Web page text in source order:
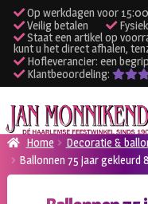
Op werkdagen voor
Veilig betalen
Staat een artikel op
kunt u het direct afhalen,
Hofleverancier: een
Klantbeoordeling:
Ga
door
naar
navigatie
Ga
naar
de
inhoudVerhuur kleding
Home Decoratie &
Ballonnen 75 jaar gekleurd